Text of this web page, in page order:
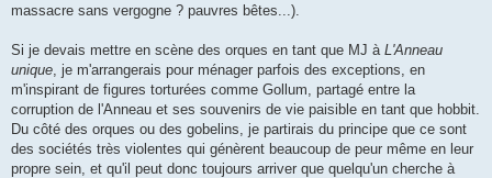
massacre sans vergogne ? pauvres bêtes...).
Si je devais mettre en scène des orques en tant que MJ à L'Anneau
unique , je m'arrangerais pour ménager parfois des exceptions, en
m'inspirant de figures torturées comme Gollum, partagé entre la
corruption de l'Anneau et ses souvenirs de vie paisible en tant que hobbit.
Du côté des orques ou des gobelins, je partirais du principe que ce sont
des sociétés très violentes qui génèrent beaucoup de peur même en leur
propre sein, et qu'il peut donc toujours arriver que quelqu'un cherche à